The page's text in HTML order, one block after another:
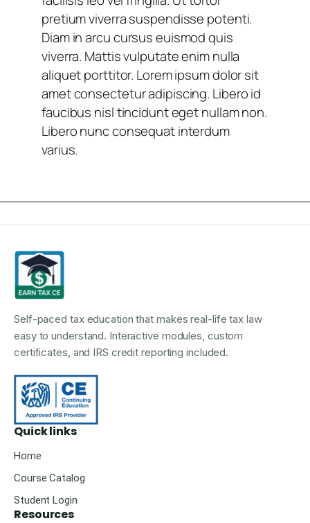
pretium viverra suspendisse potenti.
Diam in arcu cursus euismod quis
viverra. Mattis vulputate enim nulla
aliquet porttitor. Lorem ipsum dolor sit
amet consectetur adipiscing. Libero id
faucibus nisl tincidunt eget nullam non.
Libero nunc consequat interdum
varius.
Self-paced tax education that makes real-life tax law
easy to understand. Interactive modules, custom
certificates, and IRS credit reporting included.
Quick links
Home
Course Catalog
Student Login
Resources